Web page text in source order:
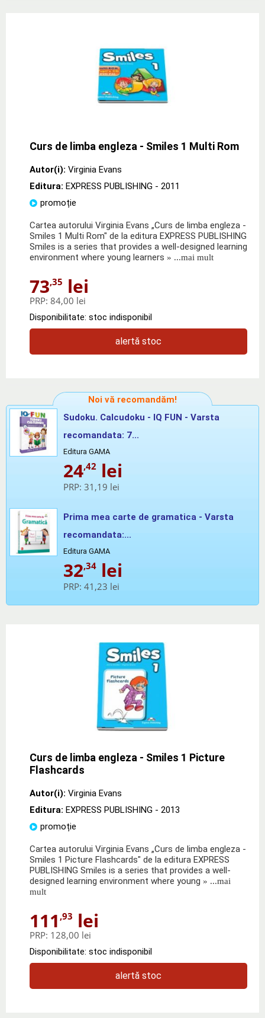
Curs de limba engleza - Smiles 1 Multi Rom
Autor(i): Virginia Evans
Editura: EXPRESS PUBLISHING - 2011
promoție
Cartea autorului Virginia Evans „Curs de limba engleza -
Smiles 1 Multi Rom" de la editura EXPRESS PUBLISHING
Smiles is a series that provides a well-designed learning
environment where young learners » ...mai mult
73,35 lei
PRP: 84,00 lei
Disponibilitate: stoc indisponibil
alertă stoc
Noi vă recomandăm!
Sudoku. Calcudoku - IQ FUN - Varsta
recomandata: 7...
Editura GAMA
24,42 lei
PRP: 31,19 lei
Prima mea carte de gramatica - Varsta
recomandata:...
Editura GAMA
32,34 lei
PRP: 41,23 lei
Curs de limba engleza - Smiles 1 Picture
Flashcards
Autor(i): Virginia Evans
Editura: EXPRESS PUBLISHING - 2013
promoție
Cartea autorului Virginia Evans „Curs de limba engleza -
Smiles 1 Picture Flashcards" de la editura EXPRESS
PUBLISHING Smiles is a series that provides a well-
designed learning environment where young » ...mai
mult
111 ,93 lei
PRP: 128,00 lei
Disponibilitate: stoc indisponibil
alertă stoc